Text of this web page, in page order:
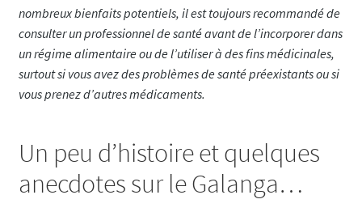
nombreux bienfaits potentiels, il est toujours recommandé de
consulter un professionnel de santé avant de l’incorporer dans
un régime alimentaire ou de l’utiliser à des fins médicinales,
surtout si vous avez des problèmes de santé préexistants ou si
vous prenez d’autres médicaments.
Un peu d’histoire et quelques
anecdotes sur le Galanga…